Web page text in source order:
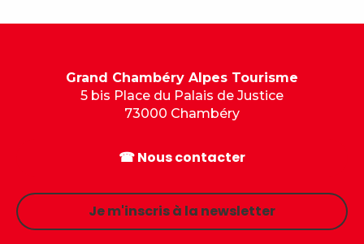
Grand Chambéry Alpes Tourisme
5 bis Place du Palais de Justice
73000 Chambéry
☎ Nous contacter
Je m'inscris à la newsletter